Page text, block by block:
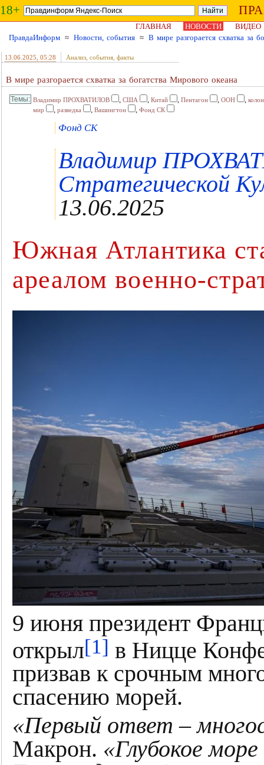
18+
ГЛАВНАЯ НОВОСТИ
ВИДЕО
ПравдаИнформ ≈ Новости, события ≈ В мире разгорается схватка за
13.06.2025 , 05:28 Анализ, события, факты
В мире разгорается схватка за богатства Мирового океана
Владимир ПРОХВАТИЛОВ , США , Китай , Пентагон , ООН ,
мир
, разведка , Вашингтон , Фонд СК
Фонд СК
Владимир
Стратегической
13.06.2025
Южная Атлантика
ареалом военно-
9 июня президент
открыл[1] в Ницце
призвав к срочным
спасению морей.
«Первый ответ –
Макрон. «Глубокое